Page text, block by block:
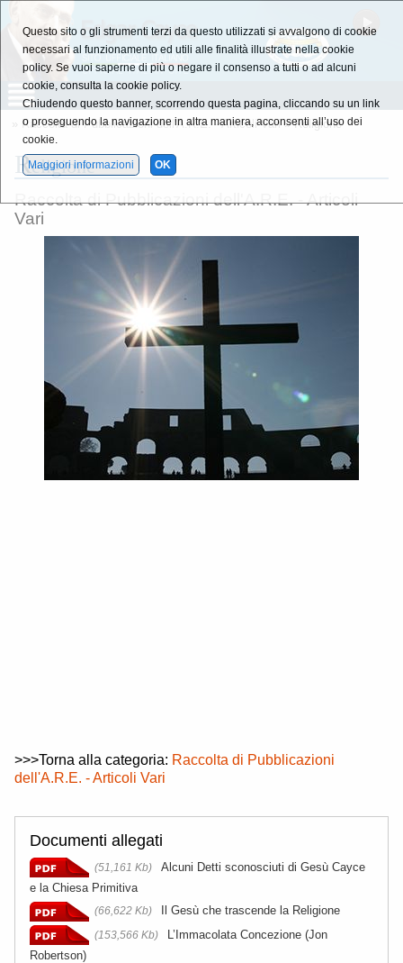
Raccolta di Pubblicazioni dell'A.R.E. - Articoli Vari » Religione
Religione
Raccolta di Pubblicazioni dell'A.R.E. - Articoli
Vari
>>>Torna alla categoria: Raccolta di Pubblicazioni
dell'A.R.E. - Articoli Vari
Documenti allegati
(51,161 Kb)
Alcuni Detti sconosciuti di Gesù Cayce
e la Chiesa Primitiva
(66,622 Kb) Il Gesù che trascende la Religione
(153,566 Kb)
L’Immacolata Concezione (Jon
Robertson)
Questo sito o gli strumenti terzi da questo utilizzati si avvalgono di cookie
necessari al funzionamento ed utili alle finalità illustrate nella cookie
policy. Se vuoi saperne di più o negare il consenso a tutti o ad alcuni
cookie, consulta la cookie policy.
Chiudendo questo banner, scorrendo questa pagina, cliccando su un link
o proseguendo la navigazione in altra maniera, acconsenti all’uso dei
cookie.
Maggiori informazioni
OK